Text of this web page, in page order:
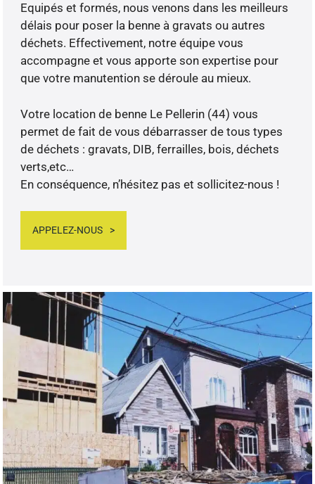
Equipés et formés, nous venons dans les meilleurs
délais pour poser la benne à gravats ou autres
déchets. Effectivement, notre équipe vous
accompagne et vous apporte son expertise pour
que votre manutention se déroule au mieux.
Votre location de benne Le Pellerin (44) vous
permet de fait de vous débarrasser de tous types
de déchets : gravats, DIB, ferrailles, bois, déchets
verts,etc…
En conséquence, n’hésitez pas et sollicitez-nous !
APPELEZ-NOUS